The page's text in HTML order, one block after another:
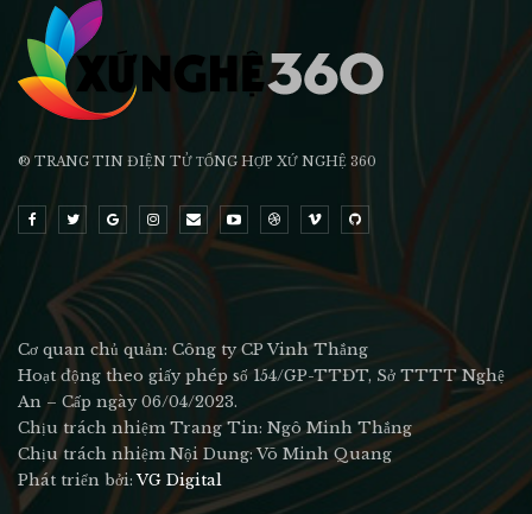
® TRANG TIN ĐIỆN TỬ ТỔNG HỢP XỨ NGHỆ 360
Cơ quan chủ quản: Công ty CP Vinh Thắng
Hoạt động theo giấy phép số 154/GP-TTĐT, Sở TTTT Nghệ
An – Cấp ngày 06/04/2023.
Chịu trách nhiệm Trang Tin: Ngô Minh Thắng
Chịu trách nhiệm Nội Dung: Võ Minh Quang
Phát triển bởi:VG Digital